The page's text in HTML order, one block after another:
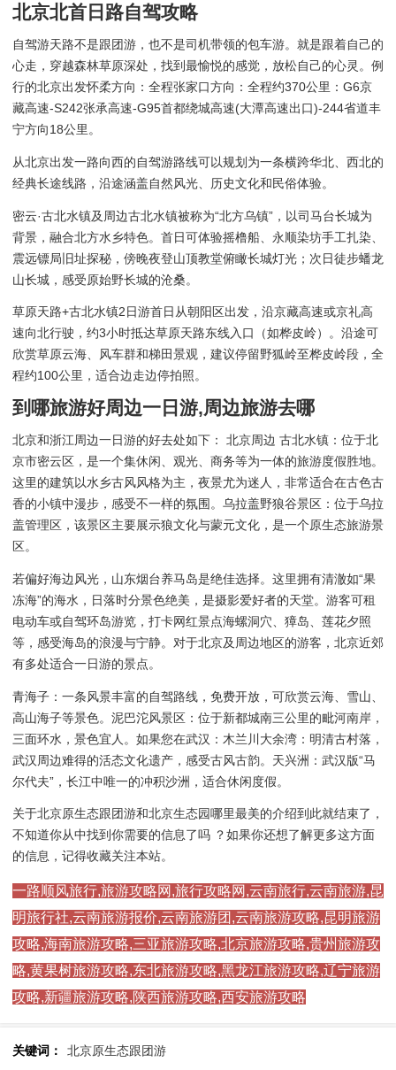
北京北首日路自驾攻略
自驾游天路不是跟团游，也不是司机带领的包车游。就是跟着自己的
心走，穿越森林草原深处，找到最愉悦的感觉，放松自己的心灵。例
行的北京出发怀柔方向：全程张家口方向：全程约370公里：G6京
藏高速-S242张承高速-G95首都绕城高速(大潭高速出口)-244省道丰
宁方向18公里。
从北京出发一路向西的自驾游路线可以规划为一条横跨华北、西北的
经典长途线路，沿途涵盖自然风光、历史文化和民俗体验。
密云·古北水镇及周边古北水镇被称为“北方乌镇”，以司马台长城为
背景，融合北方水乡特色。首日可体验摇橹船、永顺染坊手工扎染、
震远镖局旧址探秘，傍晚夜登山顶教堂俯瞰长城灯光；次日徒步蟠龙
山长城，感受原始野长城的沧桑。
草原天路+古北水镇2日游首日从朝阳区出发，沿京藏高速或京礼高
速向北行驶，约3小时抵达草原天路东线入口（如桦皮岭）。沿途可
欣赏草原云海、风车群和梯田景观，建议停留野狐岭至桦皮岭段，全
程约100公里，适合边走边停拍照。
到哪旅游好周边一日游,周边旅游去哪
北京和浙江周边一日游的好去处如下： 北京周边 古北水镇：位于北
京市密云区，是一个集休闲、观光、商务等为一体的旅游度假胜地。
这里的建筑以水乡古风风格为主，夜景尤为迷人，非常适合在古色古
香的小镇中漫步，感受不一样的氛围。乌拉盖野狼谷景区：位于乌拉
盖管理区，该景区主要展示狼文化与蒙元文化，是一个原生态旅游景
区。
若偏好海边风光，山东烟台养马岛是绝佳选择。这里拥有清澈如“果
冻海”的海水，日落时分景色绝美，是摄影爱好者的天堂。游客可租
电动车或自驾环岛游览，打卡网红景点海螺洞穴、獐岛、莲花夕照
等，感受海岛的浪漫与宁静。对于北京及周边地区的游客，北京近郊
有多处适合一日游的景点。
青海子：一条风景丰富的自驾路线，免费开放，可欣赏云海、雪山、
高山海子等景色。泥巴沱风景区：位于新都城南三公里的毗河南岸，
三面环水，景色宜人。如果您在武汉：木兰川大余湾：明清古村落，
武汉周边难得的活态文化遗产，感受古风古韵。天兴洲：武汉版“马
尔代夫”，长江中唯一的冲积沙洲，适合休闲度假。
关于北京原生态跟团游和北京生态园哪里最美的介绍到此就结束了，
不知道你从中找到你需要的信息了吗 ？如果你还想了解更多这方面
的信息，记得收藏关注本站。
一路顺风旅行,旅游攻略网,旅行攻略网,云南旅行,云南旅游,昆
明旅行社,云南旅游报价,云南旅游团,云南旅游攻略,昆明旅游
攻略,海南旅游攻略,三亚旅游攻略,北京旅游攻略,贵州旅游攻
略,黄果树旅游攻略,东北旅游攻略,黑龙江旅游攻略,辽宁旅游
攻略,新疆旅游攻略,陕西旅游攻略,西安旅游攻略
关键词： 北京原生态跟团游